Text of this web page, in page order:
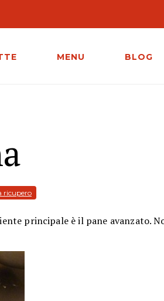
MENU BLOG
ricupero
principale è il pane avanzato.